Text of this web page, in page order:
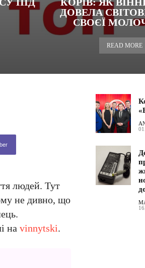
ДОВЕЛА
СВОЄЇ
READ MORE
людей. Тут
не дивно, що
на vinnytski.